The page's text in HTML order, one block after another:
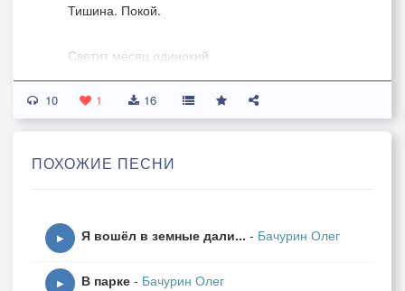
Тишина. Покой.
Светит месяц одинокий
В небе надо мной.
Замирают в отдаленьи
Осени печаль.
10 1 16
ПОХОЖИЕ ПЕСНИ
▶ Я вошёл в земные дали... - Бачурин Олег
▶ В парке - Бачурин Олег